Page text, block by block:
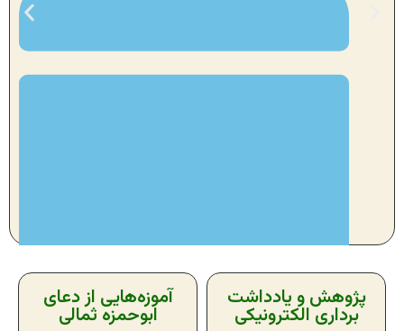
پژوهش و یادداشت
برداری الکترونیکی
آموزه‌هایی از دعای
ابوحمزه ثمالی